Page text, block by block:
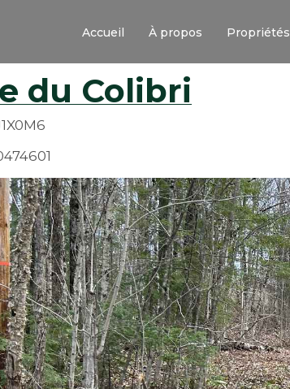
Accueil À propos Propriétés
du Colibri